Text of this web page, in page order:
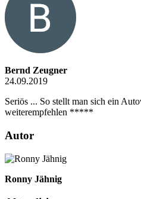
Bernd Zeugner
24.09.2019
Seriös ... So stellt man sich ein
weiterempfehlen *****
Autor
Ronny Jähnig